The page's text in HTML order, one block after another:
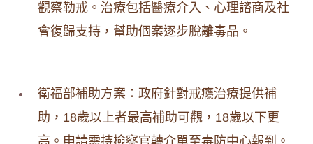
觀察勒戒。治療包括醫療介入、心理諮商及社
會復歸支持，幫助個案逐步脫離毒品。
衛福部補助方案：政府針對戒癮治療提供補
助，18歲以上者最高補助可觀，18歲以下更
高。申請需持檢察官轉介單至毒防中心報到。